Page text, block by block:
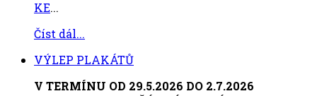
KE...
Číst dál...
VÝLEP PLAKÁTŮ
V TERMÍNU OD 29.5.2026 DO 2.7.2026